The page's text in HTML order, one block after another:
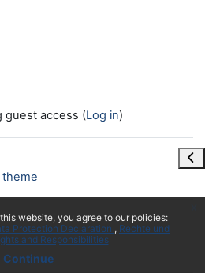
website, you agree to our policies:
Protection Declaration
Rechte und
and Responsibilities
Continue
guest access (Log in)